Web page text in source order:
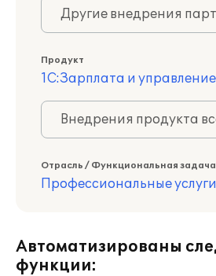
Другие внедрения
Продукт
1С:Зарплата и
Внедрения продукта
Отрасль / Функциональная задача
Профессиональные услуги
Автоматизированы
функции: